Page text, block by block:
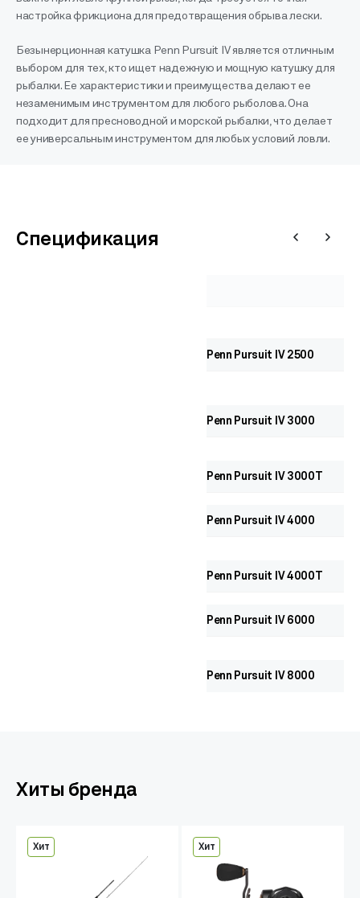
настройка фрикциона для предотвращения обрыва лески.
Безынерционная катушка Penn Pursuit IV является отличным
выбором для тех, кто ищет надежную и мощную катушку для
рыбалки. Ее характеристики и преимущества делают ее
незаменимым инструментом для любого рыболова. Она
подходит для пресноводной и морской рыбалки, что делает
ее универсальным инструментом для любых условий ловли.
Спецификация
Penn Pursuit IV 2500
Penn Pursuit IV 3000
Penn Pursuit IV 3000T
Penn Pursuit IV 4000
Penn Pursuit IV 4000T
Penn Pursuit IV 6000
Penn Pursuit IV 8000
Хиты бренда
Хит Хит